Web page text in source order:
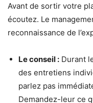
Avant de sortir votre
écoutez. Le
reconnaissance de
Le conseil : Durant
des entretiens
parlez pas
Demandez-leur ce